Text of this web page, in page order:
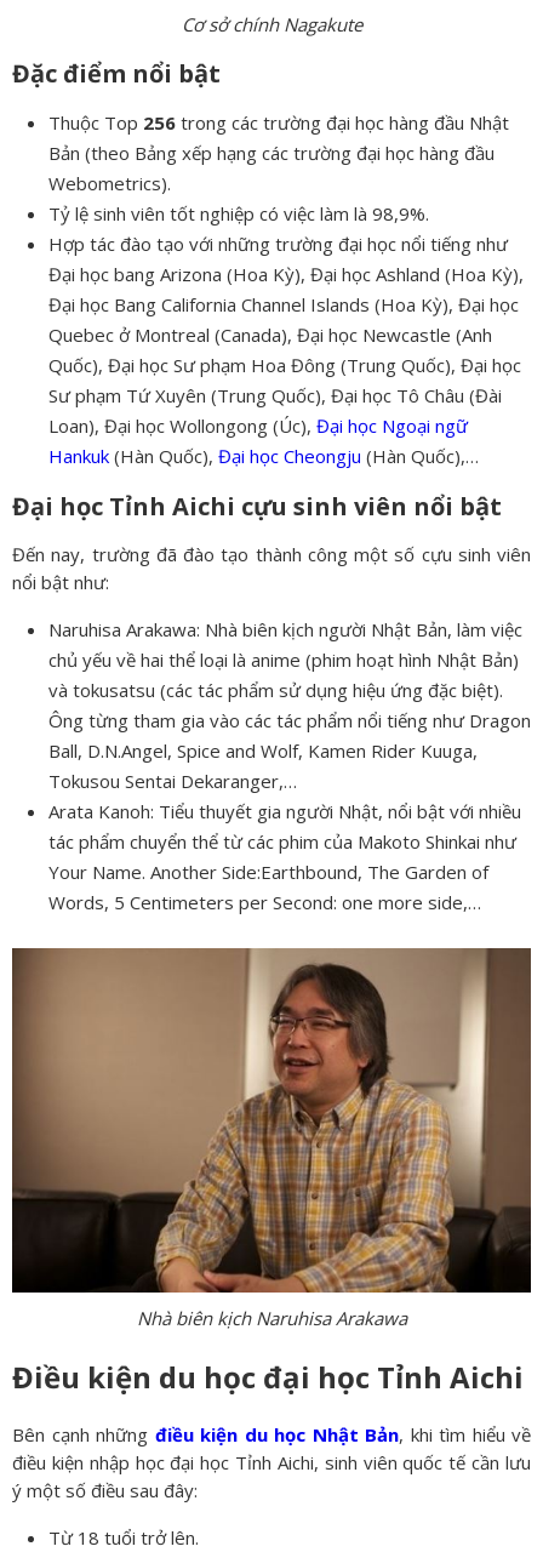
Cơ sở chính Nagakute
Đặc điểm nổi bật
Thuộc Top 256 trong các trường đại học hàng đầu Nhật
Bản (theo Bảng xếp hạng các trường đại học hàng đầu
Webometrics).
Tỷ lệ sinh viên tốt nghiệp có việc làm là 98,9%.
Hợp tác đào tạo với những trường đại học nổi tiếng như
Đại học bang Arizona (Hoa Kỳ), Đại học Ashland (Hoa Kỳ),
Đại học Bang California Channel Islands (Hoa Kỳ), Đại học
Quebec ở Montreal (Canada), Đại học Newcastle (Anh
Quốc), Đại học Sư phạm Hoa Đông (Trung Quốc), Đại học
Sư phạm Tứ Xuyên (Trung Quốc), Đại học Tô Châu (Đài
Loan), Đại học Wollongong (Úc), Đại học Ngoại ngữ
Hankuk (Hàn Quốc), Đại học Cheongju (Hàn Quốc),…
Đại học Tỉnh Aichi cựu sinh viên nổi bật
Đến nay, trường đã đào tạo thành công một số cựu sinh viên
nổi bật như:
Naruhisa Arakawa: Nhà biên kịch người Nhật Bản, làm việc
chủ yếu về hai thể loại là anime (phim hoạt hình Nhật Bản)
và tokusatsu (các tác phẩm sử dụng hiệu ứng đặc biệt).
Ông từng tham gia vào các tác phẩm nổi tiếng như Dragon
Ball, D.N.Angel, Spice and Wolf, Kamen Rider Kuuga,
Tokusou Sentai Dekaranger,…
Arata Kanoh: Tiểu thuyết gia người Nhật, nổi bật với nhiều
tác phẩm chuyển thể từ các phim của Makoto Shinkai như
Your Name. Another Side:Earthbound, The Garden of
Words, 5 Centimeters per Second: one more side,…
Nhà biên kịch Naruhisa Arakawa
Điều kiện du học đại học Tỉnh Aichi
Bên cạnh những điều kiện du học Nhật Bản, khi tìm hiểu về
điều kiện nhập học đại học Tỉnh Aichi, sinh viên quốc tế cần lưu
ý một số điều sau đây:
Từ 18 tuổi trở lên.